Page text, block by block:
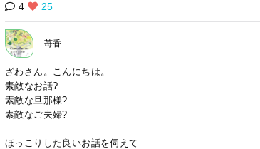
4 25
苺香
ざわさん。こんにちは。
素敵なお話?
素敵な旦那様?
素敵なご夫婦?
ほっこりした良いお話を伺えて